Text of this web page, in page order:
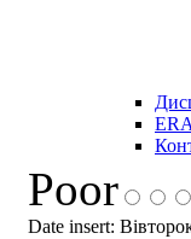
Poor
Date insert: